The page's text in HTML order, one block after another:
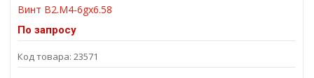
Винт В2.М4-6gх6.58
По запросу
Код товара: 23571